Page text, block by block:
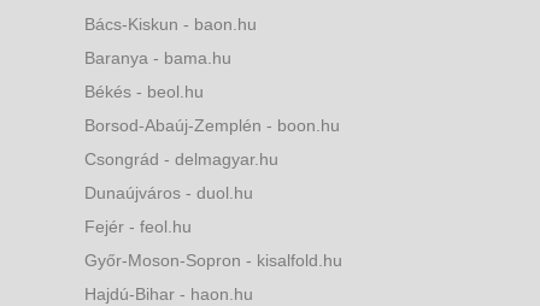
Bács-Kiskun - baon.hu
Baranya - bama.hu
Békés - beol.hu
Borsod-Abaúj-Zemplén - boon.hu
Csongrád - delmagyar.hu
Dunaújváros - duol.hu
Fejér - feol.hu
Győr-Moson-Sopron - kisalfold.hu
Hajdú-Bihar - haon.hu